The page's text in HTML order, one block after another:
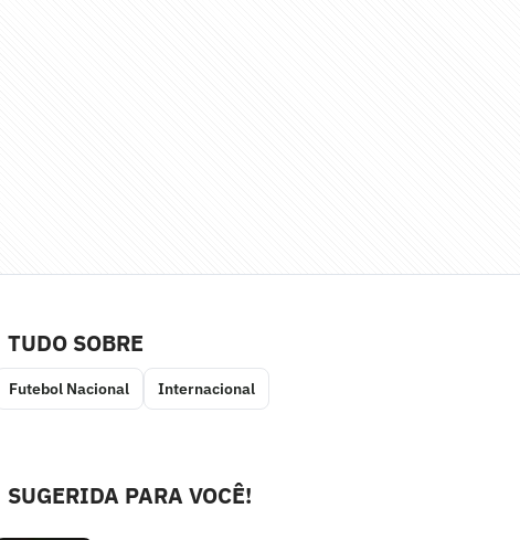
TUDO SOBRE
Futebol Nacional Internacional
SUGERIDA PARA VOCÊ!